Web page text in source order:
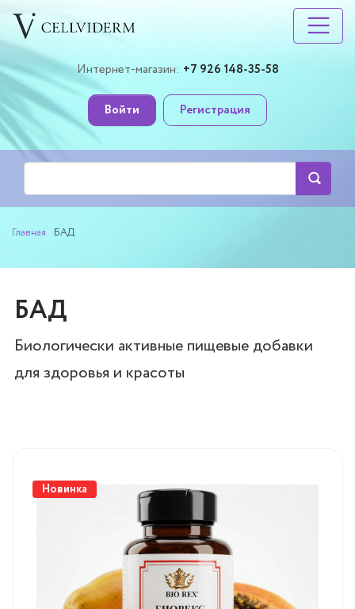
Интернет-магазин: +7 926 148-35-58
Войти Регистрация
Главная БАД
БАД
Биологически активные пищевые добавки
для здоровья и красоты
Новинка